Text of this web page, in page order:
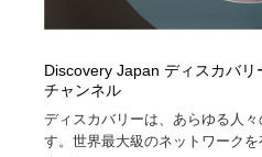
Discovery Japan ディスカバ
チャンネル
ディスカバリーは、あらゆる人
す。世界最大級のネットワーク